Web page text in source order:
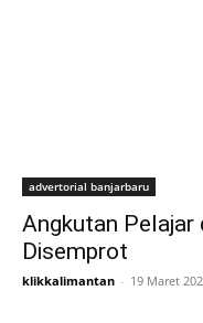
advertorial banjarbaru
Angkutan Pelajar
Disemprot
klikkalimantan - 19 Maret